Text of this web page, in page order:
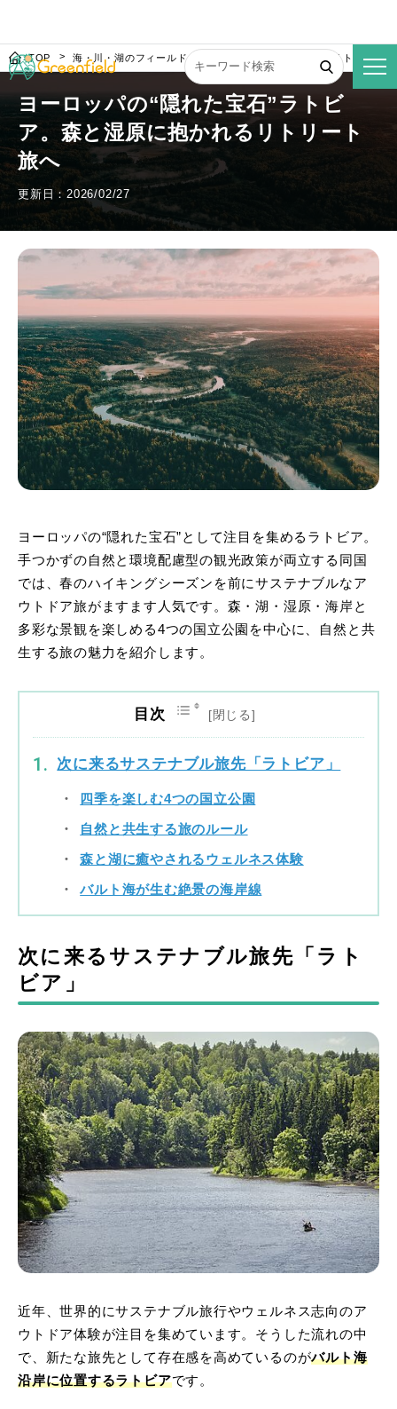
TOP 海・川・湖のフィールド ヨーロッパの“隠れた宝石”ラトビア。
ヨーロッパの“隠れた宝石”ラトビ
ア。森と湿原に抱かれるリトリート
旅へ
更新日：2026/02/27
ヨーロッパの“隠れた宝石”として注目を集めるラトビア。
手つかずの自然と環境配慮型の観光政策が両立する同国
では、春のハイキングシーズンを前にサステナブルなア
ウトドア旅がますます人気です。森・湖・湿原・海岸と
多彩な景観を楽しめる4つの国立公園を中心に、自然と共
生する旅の魅力を紹介します。
目次
次に来るサステナブル旅先「ラトビア」
四季を楽しむ4つの国立公園
自然と共生する旅のルール
森と湖に癒やされるウェルネス体験
バルト海が生む絶景の海岸線
次に来るサステナブル旅先「ラト
ビア」
近年、世界的にサステナブル旅行やウェルネス志向のア
ウトドア体験が注目を集めています。そうした流れの中
で、新たな旅先として存在感を高めているのがバルト海
沿岸に位置するラトビアです。